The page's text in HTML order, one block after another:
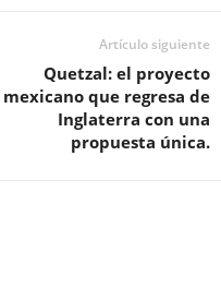
Artículo siguiente
Quetzal: el proyecto
mexicano que regresa de
Inglaterra con una
propuesta única.